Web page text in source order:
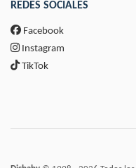
REDES SOCIALES
Facebook
Instagram
TikTok